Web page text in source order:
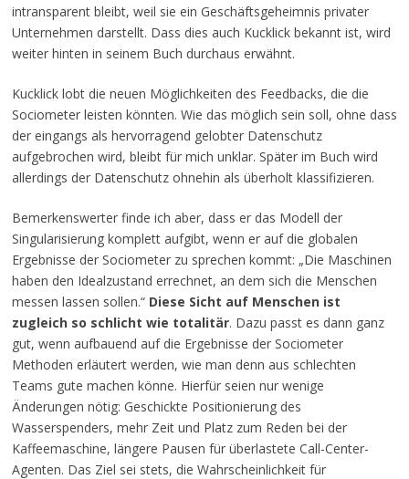
intransparent bleibt, weil sie ein Geschäftsgeheimnis privater
Unternehmen darstellt. Dass dies auch Kucklick bekannt ist, wird
weiter hinten in seinem Buch durchaus erwähnt.
Kucklick lobt die neuen Möglichkeiten des Feedbacks, die die
Sociometer leisten könnten. Wie das möglich sein soll, ohne dass
der eingangs als hervorragend gelobter Datenschutz
aufgebrochen wird, bleibt für mich unklar. Später im Buch wird
allerdings der Datenschutz ohnehin als überholt klassifizieren.
Bemerkenswerter finde ich aber, dass er das Modell der
Singularisierung komplett aufgibt, wenn er auf die globalen
Ergebnisse der Sociometer zu sprechen kommt: „Die Maschinen
haben den Idealzustand errechnet, an dem sich die Menschen
messen lassen sollen.“ Diese Sicht auf Menschen ist
zugleich so schlicht wie totalitär. Dazu passt es dann ganz
gut, wenn aufbauend auf die Ergebnisse der Sociometer
Methoden erläutert werden, wie man denn aus schlechten
Teams gute machen könne. Hierfür seien nur wenige
Änderungen nötig: Geschickte Positionierung des
Wasserspenders, mehr Zeit und Platz zum Reden bei der
Kaffeemaschine, längere Pausen für überlastete Call-Center-
Agenten. Das Ziel sei stets, die Wahrscheinlichkeit für